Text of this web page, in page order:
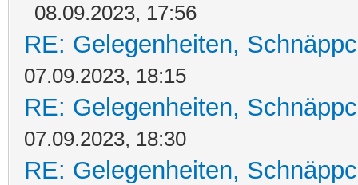
08.09.2023, 17:56
RE: Gelegenheiten,
07.09.2023, 18:15
RE: Gelegenheiten,
07.09.2023, 18:30
RE: Gelegenheiten,